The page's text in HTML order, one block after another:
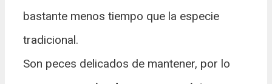
bastante menos tiempo que la especie
tradicional.
Son peces delicados de mantener, por lo